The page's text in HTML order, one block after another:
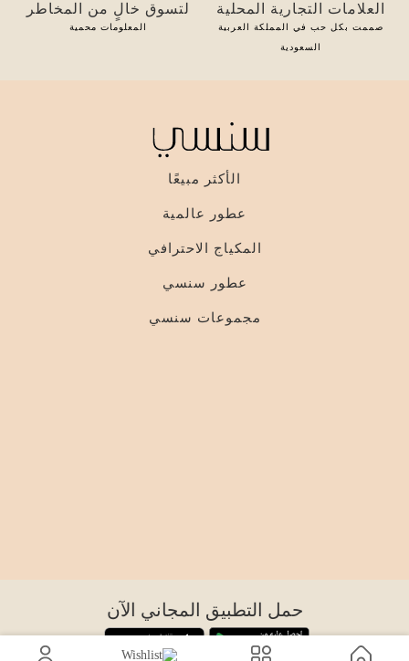
العلامات التجارية المحلية
صممت بكل حب في المملكة العربية
السعودية
لتسوق خالٍ من المخاطر
المعلومات محمية
الأكثر مبيعًا
عطور عالمية
المكياج الاحترافي
عطور سنسي
مجموعات سنسي
حمل التطبيق المجاني الآن